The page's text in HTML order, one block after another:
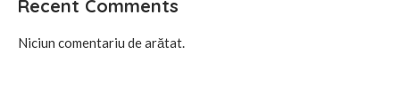
Recent Comments
Niciun comentariu de arătat.